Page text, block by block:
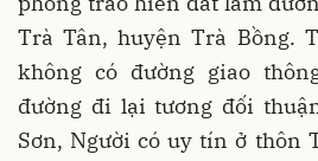
Trà Tân, huyện Trà Bồng.
không có đường giao
đường đi lại tương đối
Sơn, Người có uy tín ở thôn